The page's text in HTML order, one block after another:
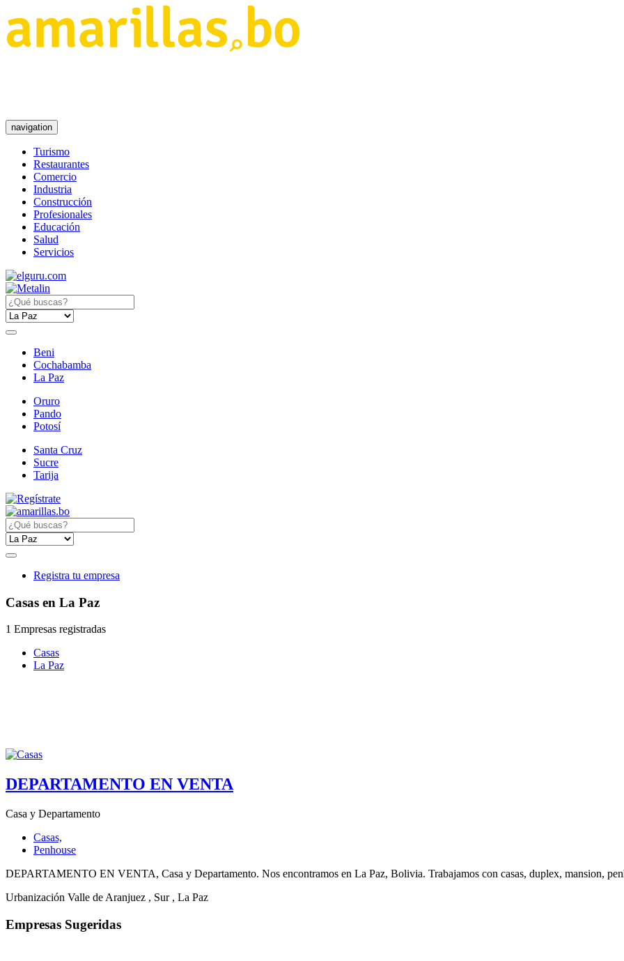
navigation
Turismo
Restaurantes
Comercio
Industria
Construcción
Profesionales
Educación
Salud
Servicios
Beni
Cochabamba
La Paz
Oruro
Pando
Potosí
Santa Cruz
Sucre
Tarija
Registra tu empresa
Casas en La Paz
1 Empresas registradas
Casas
La Paz
DEPARTAMENTO EN VENTA
Casa y Departamento
Casas,
Penhouse
DEPARTAMENTO EN VENTA, Casa y Departamento. Nos encontramos en La Paz, Bolivia. Trabajamos con casas, duplex, mansion,
Urbanización Valle de Aranjuez , Sur , La Paz
Empresas Sugeridas